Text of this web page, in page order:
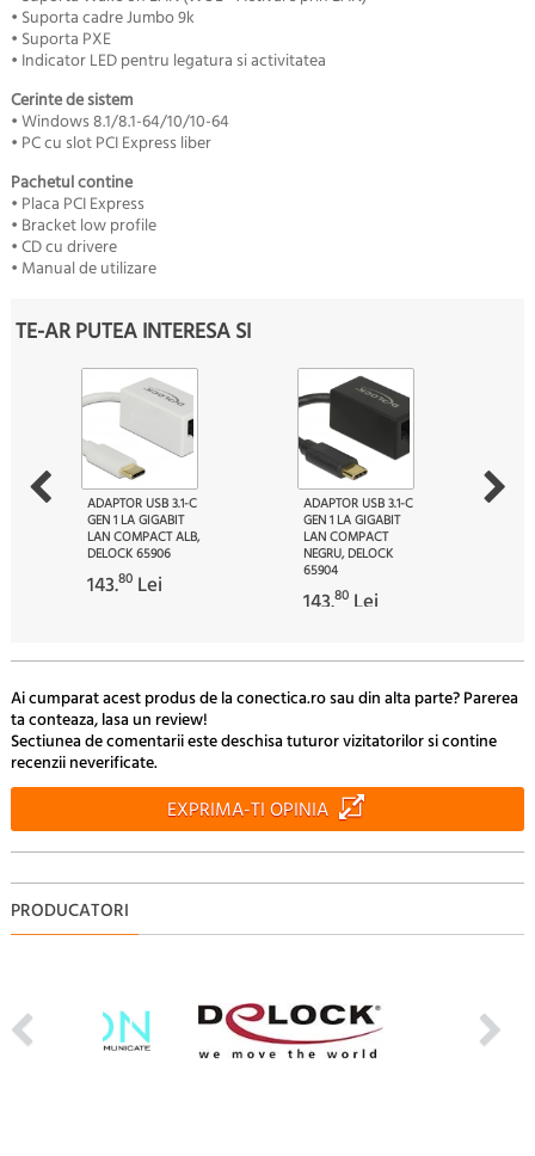
• Suporta cadre Jumbo 9k
• Suporta PXE
• Indicator LED pentru legatura si activitatea
Cerinte de sistem
• Windows 8.1/8.1-64/10/10-64
• PC cu slot PCI Express liber
Pachetul contine
• Placa PCI Express
• Bracket low profile
• CD cu drivere
• Manual de utilizare
TE-AR PUTEA INTERESA SI
ADAPTOR USB 3.1-C
GEN 1 LA GIGABIT
LAN COMPACT ALB,
DELOCK 65906
143.80 Lei
ADAPTOR USB 3.1-C
GEN 1 LA GIGABIT
LAN COMPACT
NEGRU, DELOCK
65904
143.80 Lei
Ai cumparat acest produs de la conectica.ro sau din alta parte? Parerea
ta conteaza, lasa un review!
Sectiunea de comentarii este deschisa tuturor vizitatorilor si contine
recenzii neverificate.
EXPRIMA-TI OPINIA
PRODUCATORI